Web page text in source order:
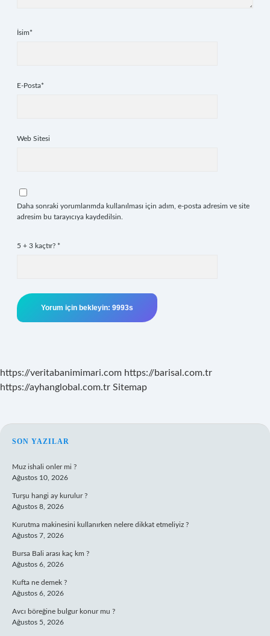
İsim*
E-Posta*
Web Sitesi
Daha sonraki yorumlarımda kullanılması için adım, e-posta adresim ve site
adresim bu tarayıcıya kaydedilsin.
5 + 3 kaçtır? *
https://veritabanimimari.com https://barisal.com.tr
https://ayhanglobal.com.tr Sitemap
SIDEBAR
SON YAZILAR
Muz ishali onler mi ?
Ağustos 10, 2026
Turşu hangi ay kurulur ?
Ağustos 8, 2026
Kurutma makinesini kullanırken nelere dikkat etmeliyiz ?
Ağustos 7, 2026
Bursa Bali arası kaç km ?
Ağustos 6, 2026
Kufta ne demek ?
Ağustos 6, 2026
Avcı böreğine bulgur konur mu ?
Ağustos 5, 2026